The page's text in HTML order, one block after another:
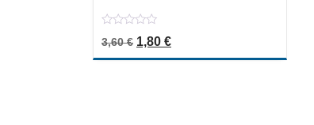
out
3,60€ Il prezzo originale era: 3,60 €.
1,80 €Il prezzo attuale è: 1,80 €.